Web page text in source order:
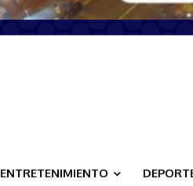
ENTRETENIMIENTO